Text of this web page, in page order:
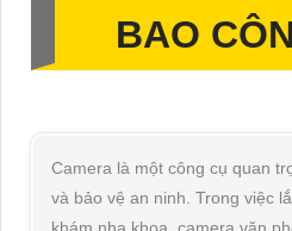
BAO
Camera là một công cụ quan
và bảo vệ an ninh. Trong việc